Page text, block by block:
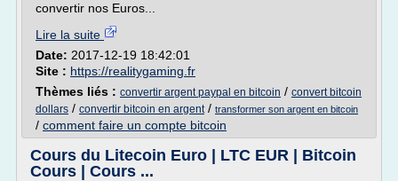
convertir nos Euros...
Lire la suite
Date: 2017-12-19 18:42:01
Site : https://realitygaming.fr
Thèmes liés : convertir argent paypal en bitcoin / convert bitcoin
dollars / convertir bitcoin en argent/ transformer son argent en bitcoin
/ comment faire un compte bitcoin
Cours du Litecoin Euro | LTC EUR | Bitcoin
Cours | Cours ...